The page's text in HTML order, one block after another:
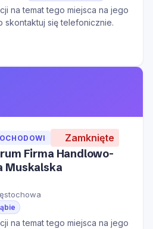
na temat tego miejsca na jego
skontaktuj się telefonicznie.
Zamknięte
Firma Handlowo-
Muskalska
na temat tego miejsca na jego